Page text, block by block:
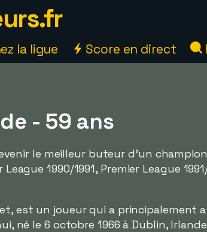
la ligue Score en direct
- 59 ans
le meilleur buteur d'un
1990/1991, Premier League
est un joueur qui a principalement
né le 6 octobre 1966 à Dublin,